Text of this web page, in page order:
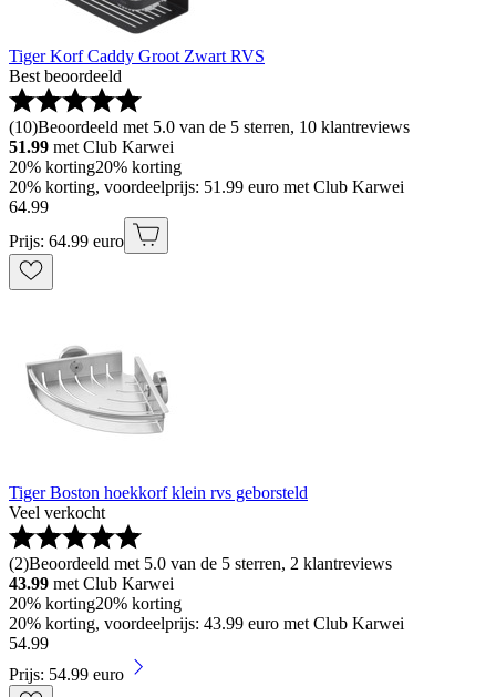
Tiger Korf Caddy Groot Zwart RVS
Best beoordeeld
(10)Beoordeeld met 5.0 van de 5 sterren, 10 klantreviews
51.99 met Club Karwei
20% korting20% korting
20% korting, voordeelprijs: 51.99 euro met Club Karwei
64.99
Prijs: 64.99 euro
Tiger Boston hoekkorf klein rvs geborsteld
Veel verkocht
(2)Beoordeeld met 5.0 van de 5 sterren, 2 klantreviews
43.99 met Club Karwei
20% korting20% korting
20% korting, voordeelprijs: 43.99 euro met Club Karwei
54.99
Prijs: 54.99 euro